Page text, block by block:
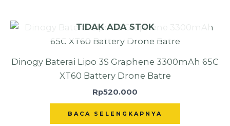
TIDAK ADA STOK
Dinogy Baterai Lipo 3S Graphene 3300mAh 65C
XT60 Battery Drone Batre
Rp520.000
BACA SELENGKAPNYA